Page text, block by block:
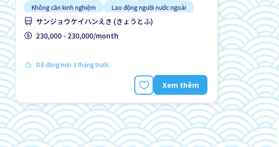
Không cần kinh nghiệm
Lao động người nước ngoài
Nâng cao
Phúc lợi
サンジョウケイハンえき (きょうとふ)
230,000 - 230,000/month
Đã đăng Hơn 3 tháng trước
Xem thêm